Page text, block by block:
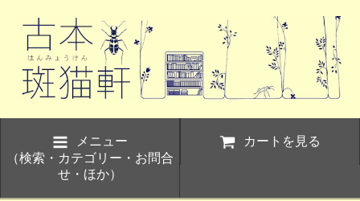
メニュー
（検索・カテゴリー・お問合
せ・ほか）
カートを見る